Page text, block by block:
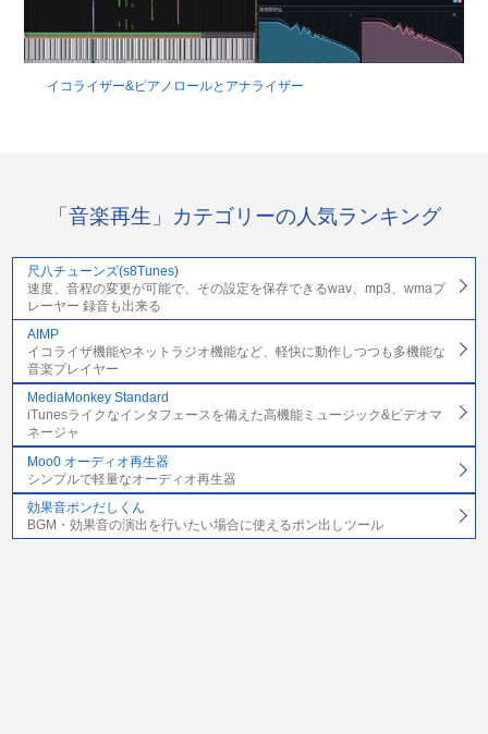
イコライザー&ピアノロールとアナライザー
「音楽再生」カテゴリーの人気ランキング
尺八チューンズ(s8Tunes)
速度、音程の変更が可能で、その設定を保存できるwav、mp3、wmaプ
レーヤー 録音も出来る
AIMP
イコライザ機能やネットラジオ機能など、軽快に動作しつつも多機能な
音楽プレイヤー
MediaMonkey Standard
iTunesライクなインタフェースを備えた高機能ミュージック&ビデオマ
ネージャ
Moo0 オーディオ再生器
シンプルで軽量なオーディオ再生器
効果音ポンだしくん
BGM・効果音の演出を行いたい場合に使えるポン出しツール